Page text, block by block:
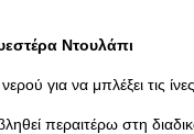
Ντουλάπι
για να μπλέξει τις ίνες
περαιτέρω στη